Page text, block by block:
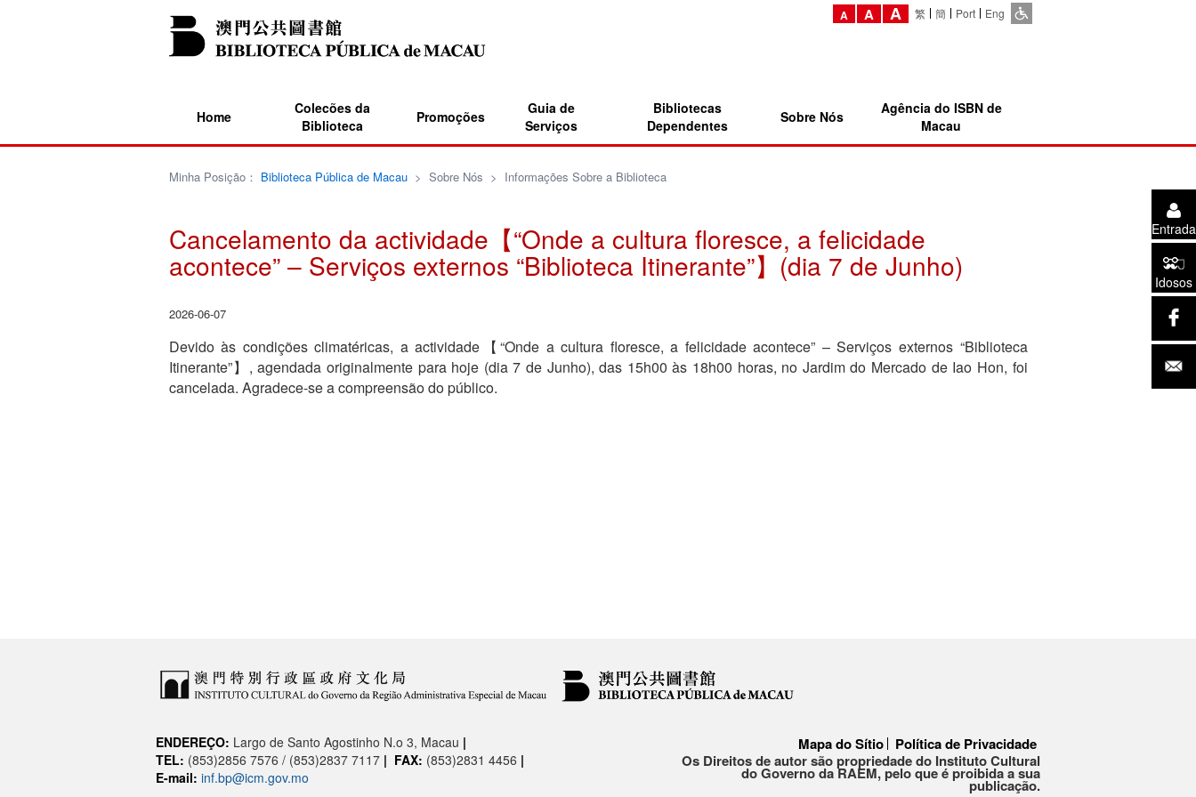
A A A 繁 簡 Port Eng
Home
Colecões da
Biblioteca
Promoções
Guia de
Serviços
Bibliotecas
Dependentes
Sobre Nós
Agência do ISBN de
Macau
Entrada
Idosos
Minha Posição： Biblioteca Pública de Macau> Sobre Nós > Informações Sobre a Biblioteca
Cancelamento da actividade【“Onde a cultura floresce, a felicidade
acontece” – Serviços externos “Biblioteca Itinerante”】(dia 7 de Junho)
2026-06-07
Devido às condições climatéricas, a actividade【“Onde a cultura floresce, a felicidade acontece” – Serviços externos “Biblioteca
Itinerante”】, agendada originalmente para hoje (dia 7 de Junho), das 15h00 às 18h00 horas, no Jardim do Mercado de Iao Hon, foi
cancelada. Agradece-se a compreensão do público.
ENDEREÇO: Largo de Santo Agostinho N.o 3, Macau |
TEL: (853)2856 7576 / (853)2837 7117 | FAX: (853)2831 4456 |
E-mail: inf.bp@icm.gov.mo
Mapa do Sítio
Política de Privacidade
Os Direitos de autor são propriedade do Instituto Cultural
do Governo da RAEM, pelo que é proibida a sua
publicação.